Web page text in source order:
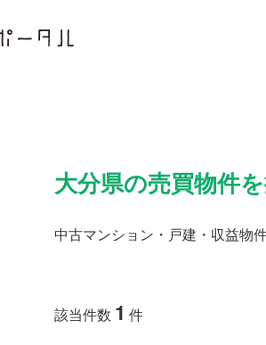
大分県の売買物件
中古マンション・戸建・収益物
該当件数 1 件